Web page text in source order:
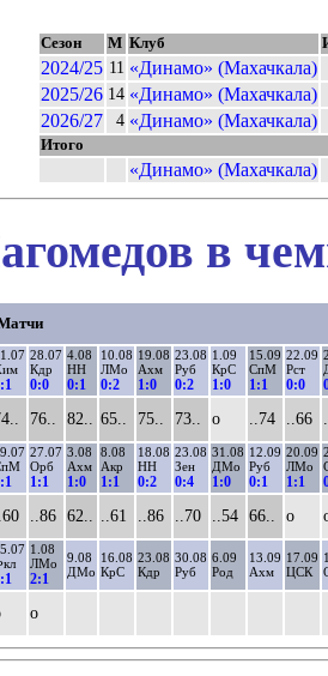
Сезон М Клуб
2024/25 11 «Динамо» (Махачкала)
2025/26 14 «Динамо» (Махачкала)
2026/27
4 «Динамо» (Махачкала)
Итого
«Динамо» (Махачкала)
в
28.07
Кдр
0:0
4.08
НН
0:1
10.08
ЛМо
0:2
19.08
Ахм
1:0
23.08
Руб
0:2
1.09
КрС
1:0
15.09
СпМ
1:1
22.09
Рст
0:0
76.. 82.. 65.. 75.. 73.. о ..74 ..66
27.07
Орб
1:1
3.08
Ахм
1:0
8.08
Акр
1:1
18.08
НН
0:2
23.08
Зен
0:4
31.08
ДМо
1:0
12.09
Руб
0:1
20.09
ЛМо
1:1
..86 62.. ..61 ..86 ..70 ..54 66.. о
1.08
ЛМо
2:1
9.08
ДМо
16.08
КрС
23.08
Кдр
30.08
Руб
6.09
Род
13.09
Ахм
17.09
ЦСК
о